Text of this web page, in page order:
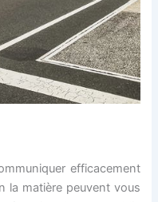
efficacement
la matière peuvent vous